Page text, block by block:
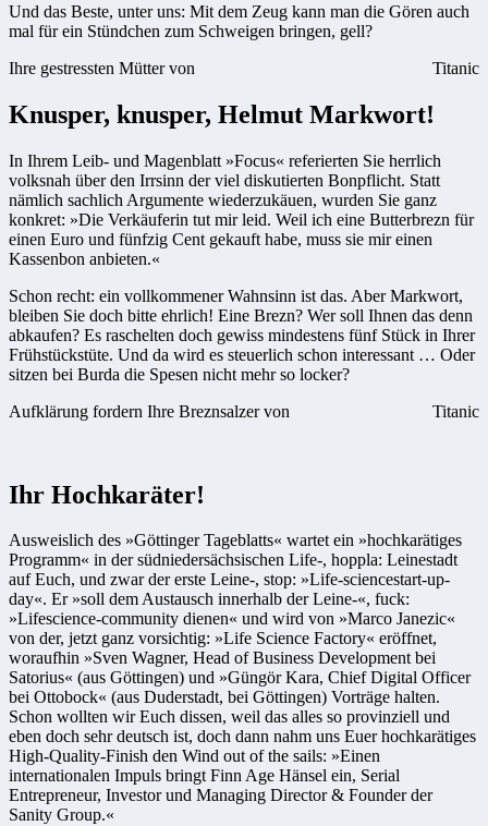
Und das Beste, unter uns: Mit dem Zeug kann man die Gören auch
mal für ein Stündchen zum Schweigen bringen, gell?
Ihre gestressten Mütter von
Titanic
Knusper, knusper, Helmut Markwort!
In Ihrem Leib- und Magenblatt »Focus« referierten Sie herrlich
volksnah über den Irrsinn der viel diskutierten Bonpflicht. Statt
nämlich sachlich Argumente wiederzukäuen, wurden Sie ganz
konkret: »Die Verkäuferin tut mir leid. Weil ich eine Butterbrezn für
einen Euro und fünfzig Cent gekauft habe, muss sie mir einen
Kassenbon anbieten.«
Schon recht: ein vollkommener Wahnsinn ist das. Aber Markwort,
bleiben Sie doch bitte ehrlich! Eine Brezn? Wer soll Ihnen das denn
abkaufen? Es raschelten doch gewiss mindestens fünf Stück in Ihrer
Frühstückstüte. Und da wird es steuerlich schon interessant … Oder
sitzen bei Burda die Spesen nicht mehr so locker?
Aufklärung fordern Ihre Breznsalzer von
Titanic
Ihr Hochkaräter!
Ausweislich des »Göttinger Tageblatts« wartet ein »hochkarätiges
Programm« in der südniedersächsischen Life-, hoppla: Leinestadt
auf Euch, und zwar der erste Leine-, stop: »Life-sciencestart-up-
day«. Er »soll dem Austausch innerhalb der Leine-«, fuck:
»Lifescience-community dienen« und wird von »Marco Janezic«
von der, jetzt ganz vorsichtig: »Life Science Factory« eröffnet,
woraufhin »Sven Wagner, Head of Business Development bei
Satorius« (aus Göttingen) und »Güngör Kara, Chief Digital Officer
bei Ottobock« (aus Duderstadt, bei Göttingen) Vorträge halten.
Schon wollten wir Euch dissen, weil das alles so provinziell und
eben doch sehr deutsch ist, doch dann nahm uns Euer hochkarätiges
High-Quality-Finish den Wind out of the sails: »Einen
internationalen Impuls bringt Finn Age Hänsel ein, Serial
Entrepreneur, Investor und Managing Director & Founder der
Sanity Group.«